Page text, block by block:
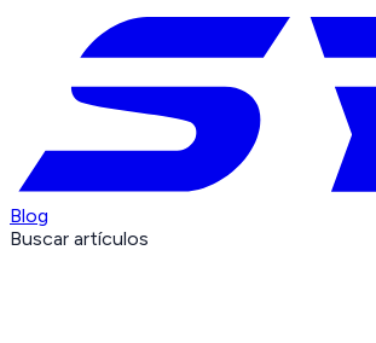
Blog
Buscar artículos